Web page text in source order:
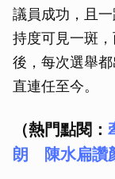
議員成功，且
持度可見一斑
後，每次選舉
直連任至今。
（熱門點閱：
朗 陳水扁讚